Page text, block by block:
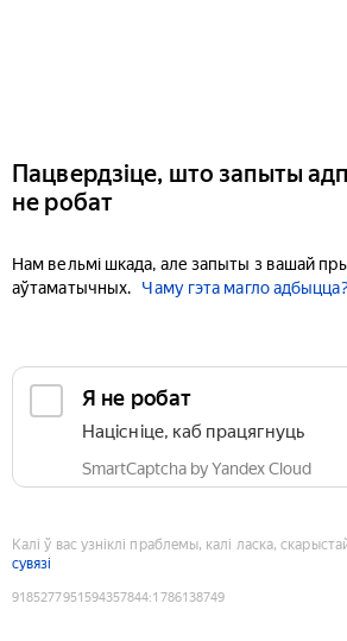
Пацвердзіце, што запыты
не робат
Нам вельмі шкада, але запыты з вашай
аўтаматычных.
Чаму гэта магло
Я не робат
Націсніце, каб працягнуць
SmartCaptcha by Yandex Cloud
Калі ў вас узніклі праблемы, калі ласка,
сувязі
9185277951594357844:1786138749